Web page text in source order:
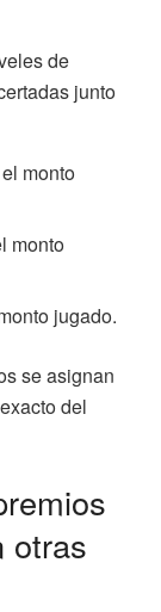
de
junto
el monto
monto
jugado.
se asignan
del
otras